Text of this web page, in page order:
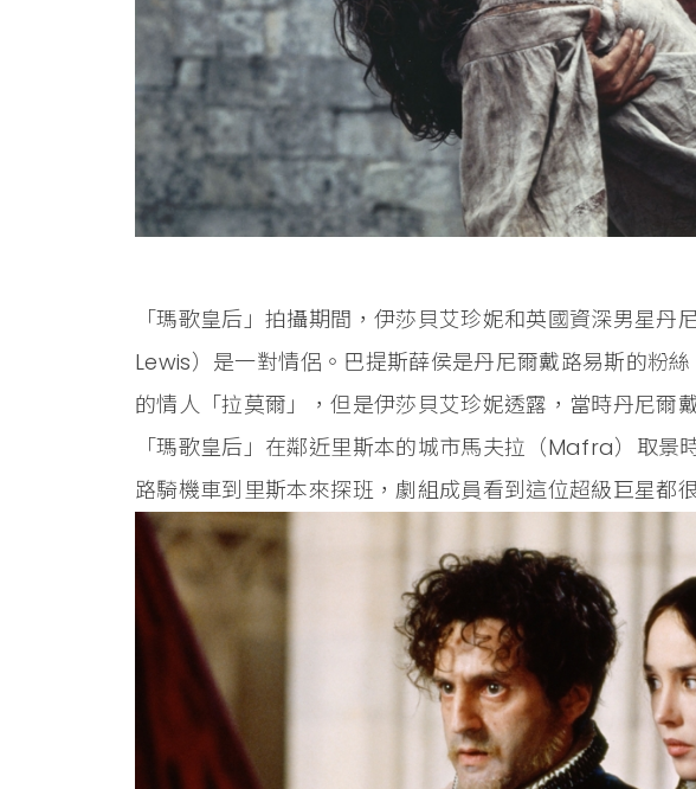
「瑪歌皇后」拍攝期間，伊莎貝艾珍妮和英國資深男星
Lewis）是一對情侶。巴提斯薛侯是丹尼爾戴路易斯的粉
的情人「拉莫爾」，但是伊莎貝艾珍妮透露，當時丹尼爾
「瑪歌皇后」在鄰近里斯本的城市馬夫拉（Mafra）取景
路騎機車到里斯本來探班，劇組成員看到這位超級巨星都